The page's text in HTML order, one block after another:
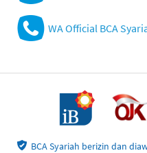
WA Official BCA
BCA Syariah berizin dan